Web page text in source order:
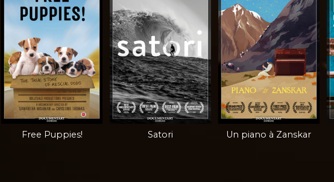
Free Puppies! Satori Un piano à Zanskar